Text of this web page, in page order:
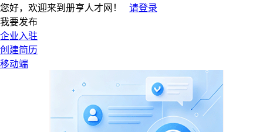
您好，欢迎来到册亨人才网！
请登录
我要发布
企业入驻
创建简历
移动端